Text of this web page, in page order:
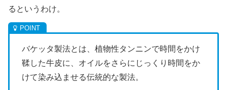
るというわけ。
バケッタ製法とは、植物性タンニンで時間をかけ
鞣した牛皮に、オイルをさらにじっくり時間をか
けて染み込ませる伝統的な製法。